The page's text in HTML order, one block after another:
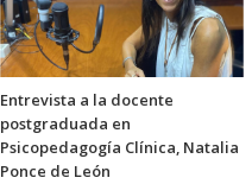
Entrevista a la docente
postgraduada en
Psicopedagogía Clínica, Natalia
Ponce de León